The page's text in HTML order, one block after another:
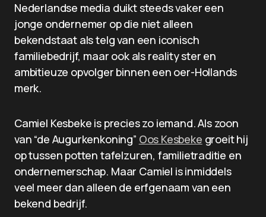
Nederlandse media duikt steeds vaker een
jonge ondernemer op die niet alleen
bekendstaat als telg van een iconisch
familiebedrijf, maar ook als reality ster en
ambitieuze opvolger binnen een oer-Hollands
merk.
Camiel Kesbeke is precies zo iemand. Als zoon
van “de Augurkenkoning” Oos Kesbeke groeit hij
op tussen potten tafelzuren, familietraditie en
ondernemerschap. Maar Camiel is inmiddels
veel meer dan alleen de erfgenaam van een
bekend bedrijf.